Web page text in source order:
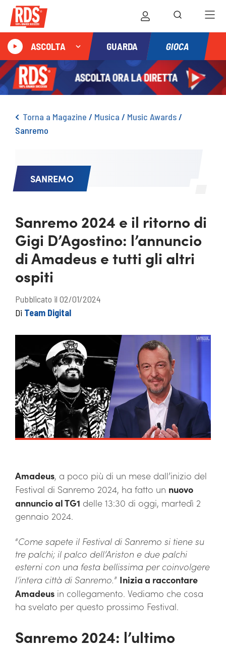
ASCOLTA GUARDA GIOCA
Torna a Magazine / Musica / Music Awards/
Sanremo
SANREMO
Sanremo 2024 e il ritorno di
Gigi D’Agostino: l’annuncio
di Amadeus e tutti gli altri
ospiti
Pubblicato il 02/01/2024
Di Team Digital
Amadeus, a poco più di un mese dall’inizio del
Festival di Sanremo 2024, ha fatto un nuovo
annuncio al TG1 delle 13:30 di oggi, martedì 2
gennaio 2024.
“Come sapete il Festival di Sanremo si tiene su
tre palchi; il palco dell’Ariston e due palchi
esterni con una festa bellissima per coinvolgere
l’intera città di Sanremo.” Inizia a raccontare
Amadeus in collegamento. Vediamo che cosa
ha svelato per questo prossimo Festival.
Sanremo 2024: l’ultimo